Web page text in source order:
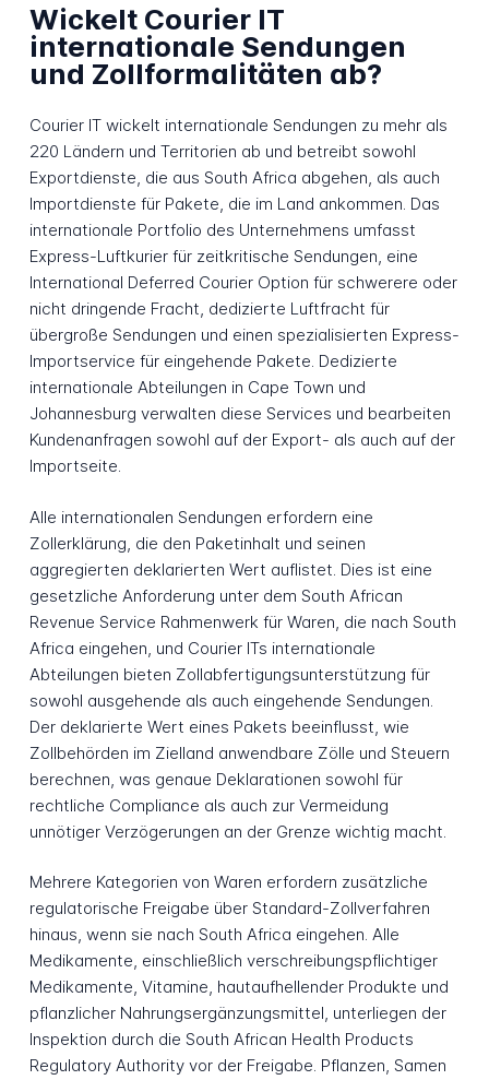
Wickelt Courier IT
internationale Sendungen
und Zollformalitäten ab?
Courier IT wickelt internationale Sendungen zu mehr als
220 Ländern und Territorien ab und betreibt sowohl
Exportdienste, die aus South Africa abgehen, als auch
Importdienste für Pakete, die im Land ankommen. Das
internationale Portfolio des Unternehmens umfasst
Express-Luftkurier für zeitkritische Sendungen, eine
International Deferred Courier Option für schwerere oder
nicht dringende Fracht, dedizierte Luftfracht für
übergroße Sendungen und einen spezialisierten Express-
Importservice für eingehende Pakete. Dedizierte
internationale Abteilungen in Cape Town und
Johannesburg verwalten diese Services und bearbeiten
Kundenanfragen sowohl auf der Export- als auch auf der
Importseite.
Alle internationalen Sendungen erfordern eine
Zollerklärung, die den Paketinhalt und seinen
aggregierten deklarierten Wert auflistet. Dies ist eine
gesetzliche Anforderung unter dem South African
Revenue Service Rahmenwerk für Waren, die nach South
Africa eingehen, und Courier ITs internationale
Abteilungen bieten Zollabfertigungsunterstützung für
sowohl ausgehende als auch eingehende Sendungen.
Der deklarierte Wert eines Pakets beeinflusst, wie
Zollbehörden im Zielland anwendbare Zölle und Steuern
berechnen, was genaue Deklarationen sowohl für
rechtliche Compliance als auch zur Vermeidung
unnötiger Verzögerungen an der Grenze wichtig macht.
Mehrere Kategorien von Waren erfordern zusätzliche
regulatorische Freigabe über Standard-Zollverfahren
hinaus, wenn sie nach South Africa eingehen. Alle
Medikamente, einschließlich verschreibungspflichtiger
Medikamente, Vitamine, hautaufhellender Produkte und
pflanzlicher Nahrungsergänzungsmittel, unterliegen der
Inspektion durch die South African Health Products
Regulatory Authority vor der Freigabe. Pflanzen, Samen